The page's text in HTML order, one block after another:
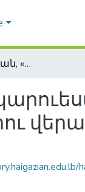
Մանիա Ղազարեան, «Հայ կերպարուեստը ԺԷ-ժԸ. դարերում», Երեւան, 1974, 284 էջ + նկարներու վերատպութիւն